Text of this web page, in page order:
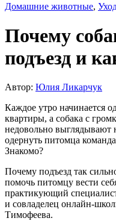
Домашние животные,
Почему
подъезд и
Автор: Юлия Ликарчук
Каждое утро начинается
квартиры, а собака с
недовольно выглядывают
одернуть питомца
Знакомо?
Почему подъезд так
помочь питомцу вести
практикующий
и совладелец онлайн-
Тимофеева.